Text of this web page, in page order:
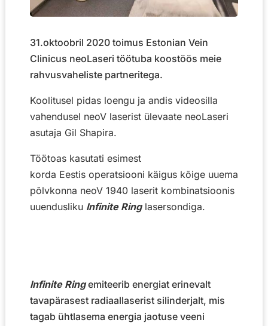
31.oktoobril 2020 toimus Estonian Vein
Clinicus neoLaseri töötuba koostöös meie
rahvusvaheliste partneritega.
Koolitusel pidas loengu ja andis videosilla
vahendusel neoV laserist ülevaate neoLaseri
asutaja Gil Shapira.
Töötoas kasutati esimest
korda Eestis operatsiooni käigus kõige uuema
põlvkonna neoV 1940 laserit kombinatsioonis
uuendusliku Infinite Ringlasersondiga.
Infinite Ringemiteerib energiat erinevalt
tavapärasest radiaallaserist silinderjalt, mis
tagab ühtlasema energia jaotuse veeni